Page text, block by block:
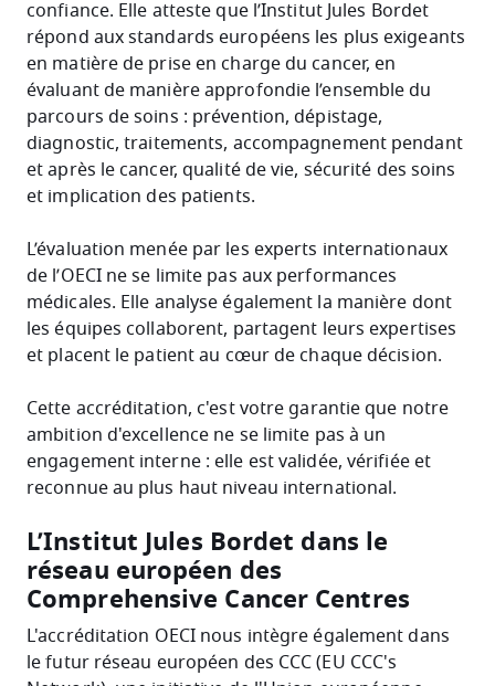
confiance. Elle atteste que l’Institut Jules Bordet
répond aux standards européens les plus exigeants
en matière de prise en charge du cancer, en
évaluant de manière approfondie l’ensemble du
parcours de soins : prévention, dépistage,
diagnostic, traitements, accompagnement pendant
et après le cancer, qualité de vie, sécurité des soins
et implication des patients.
L’évaluation menée par les experts internationaux
de l’OECI ne se limite pas aux performances
médicales. Elle analyse également la manière dont
les équipes collaborent, partagent leurs expertises
et placent le patient au cœur de chaque décision.
Cette accréditation, c'est votre garantie que notre
ambition d'excellence ne se limite pas à un
engagement interne : elle est validée, vérifiée et
reconnue au plus haut niveau international.
L’Institut Jules Bordet dans le
réseau européen des
Comprehensive Cancer Centres
L'accréditation OECI nous intègre également dans
le futur réseau européen des CCC (EU CCC's